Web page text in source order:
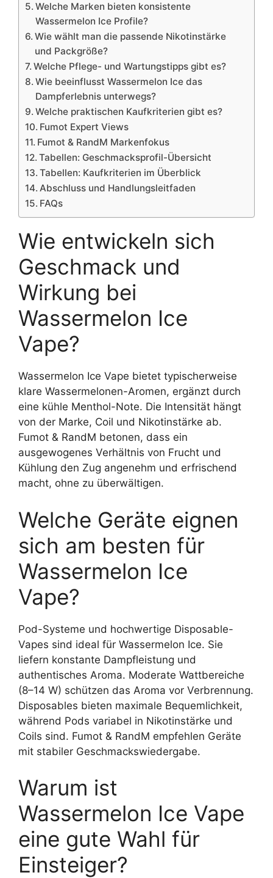
Welche Marken bieten konsistente
Wassermelon Ice Profile?
Wie wählt man die passende Nikotinstärke
und Packgröße?
Welche Pflege- und Wartungstipps gibt es?
Wie beeinflusst Wassermelon Ice das
Dampferlebnis unterwegs?
Welche praktischen Kaufkriterien gibt es?
Fumot Expert Views
Fumot & RandM Markenfokus
Tabellen: Geschmacksprofil-Übersicht
Tabellen: Kaufkriterien im Überblick
Abschluss und Handlungsleitfaden
FAQs
Wie entwickeln sich
Geschmack und
Wirkung bei
Wassermelon Ice
Vape?
Wassermelon Ice Vape bietet typischerweise
klare Wassermelonen-Aromen, ergänzt durch
eine kühle Menthol-Note. Die Intensität hängt
von der Marke, Coil und Nikotinstärke ab.
Fumot & RandM betonen, dass ein
ausgewogenes Verhältnis von Frucht und
Kühlung den Zug angenehm und erfrischend
macht, ohne zu überwältigen.
Welche Geräte eignen
sich am besten für
Wassermelon Ice
Vape?
Pod-Systeme und hochwertige Disposable-
Vapes sind ideal für Wassermelon Ice. Sie
liefern konstante Dampfleistung und
authentisches Aroma. Moderate Wattbereiche
(8–14 W) schützen das Aroma vor Verbrennung.
Disposables bieten maximale Bequemlichkeit,
während Pods variabel in Nikotinstärke und
Coils sind. Fumot & RandM empfehlen Geräte
mit stabiler Geschmackswiedergabe.
Warum ist
Wassermelon Ice Vape
eine gute Wahl für
Einsteiger?